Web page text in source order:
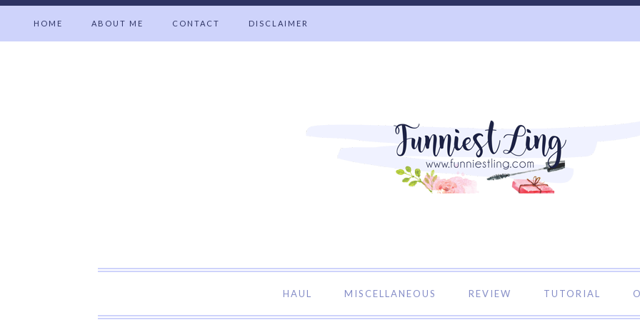
HOME ABOUT ME CONTACT DISCLAIMER
Welcome to Funniest Ling's Personal Blog. A Blog about Beauty
HAUL MISCELLANEOUS REVIEW TUTORIAL